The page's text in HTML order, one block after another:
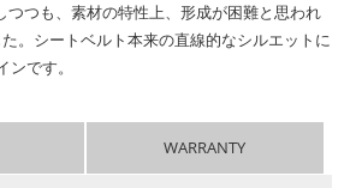
つも、素材の特性上、形成が困難と思われ
。シートベルト本来の直線的なシルエットに
です。
WARRANTY